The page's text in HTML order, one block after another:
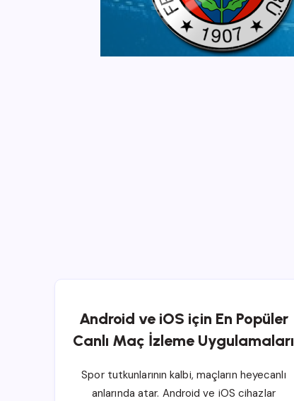
Android ve iOS için En Popüler
Canlı Maç İzleme Uygulamaları
Spor tutkunlarının kalbi, maçların heyecanlı
anlarında atar. Android ve iOS cihazlar